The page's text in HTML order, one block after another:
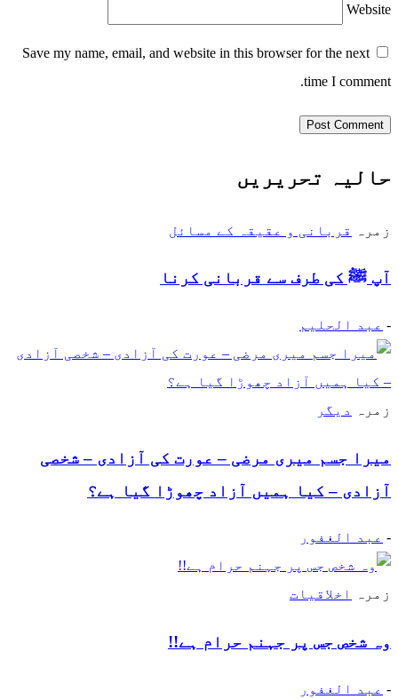
Website
Save my name, email, and website in this browser for the next
time I comment.
حالیہ تحریریں
زمرہ قربانی و عقیقہ کے مسائل
آپ ﷺ کی طرف سے قربانی کرنا
- عبد الحلیم
زمرہ دیگر
میرا جسم میری مرضی – عورت کی آزادی – شخصی
آزادی – کیا ہمیں آزاد چھوڑا گیا ہے؟
- عبد الغفور
زمرہ اخلاقیات
وہ شخص جس پر جہنم حرام ہے!!
- عبد الغفور